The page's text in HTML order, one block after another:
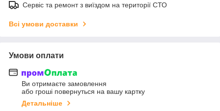
Сервіс та ремонт з виїздом на території СТО
Всі умови доставки
Умови оплати
Ви отримаєте замовлення
або гроші повернуться на вашу картку
Детальніше